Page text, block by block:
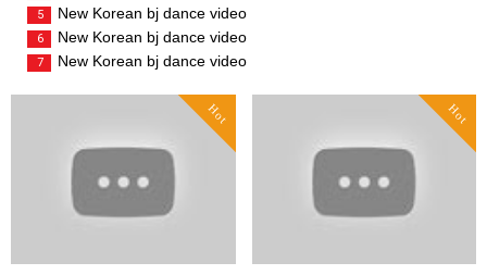
5 New Korean bj dance video
6 New Korean bj dance video
7 New Korean bj dance video
Hot Hot